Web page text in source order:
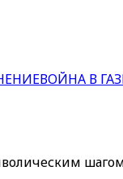
ВОЙНА В